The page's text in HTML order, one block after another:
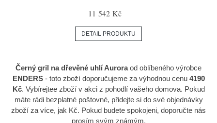
11 542 Kč
DETAIL PRODUKTU
Černý gril na dřevěné uhlí Auroraod oblíbeného výrobce
ENDERS- toto zboží doporučujeme za výhodnou cenu 4190
Kč. Vybírejtee zboží v akci z pohodlí vašeho domova. Pokud
máte rádi bezplatné poštovné, přidejte si do své objednávky
zboží za více, jak Kč. Pokud budete spokojeni, doporučte nás
prosím svým známým.